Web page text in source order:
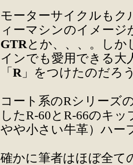
モーターサイクルもク
ィーマシンのイメージ
GTRとか、、、。しか
インでも愛用できる大
「 R 」をつけたのだ
コート系のRシリーズ
したR-60とR-66のキ
やや小さい牛革）ハー
確かに筆者はほぼ全て